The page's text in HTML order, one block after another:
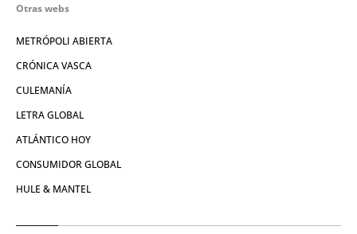
Otras webs
METRÓPOLI ABIERTA
CRÓNICA VASCA
CULEMANÍA
LETRA GLOBAL
ATLÁNTICO HOY
CONSUMIDOR GLOBAL
HULE & MANTEL